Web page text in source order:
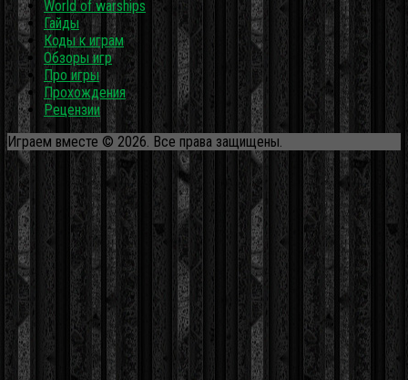
World of warships
Гайды
Коды к играм
Обзоры игр
Про игры
Прохождения
Рецензии
Играем вместе © 2026. Все права защищены.